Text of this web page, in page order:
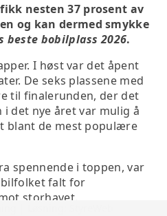
nesten 37 prosent av
og kan dermed smykke
beste bobilplass 2026.
I høst var det åpent
De seks plassene med
til finalerunden, der det
det nye året var mulig å
blant de mest populære
spennende i toppen, var
falt for
storhavet.